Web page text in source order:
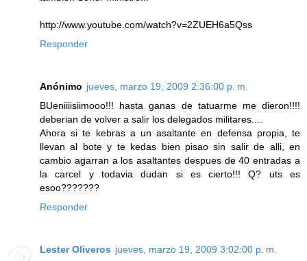
http://www.youtube.com/watch?v=2ZUEH6a5Qss
Responder
Anónimo jueves, marzo 19, 2009 2:36:00 p. m.
BUeniiiisiimooo!!! hasta ganas de tatuarme me dieron!!!!
deberian de volver a salir los delegados militares....
Ahora si te kebras a un asaltante en defensa propia, te
llevan al bote y te kedas bien pisao sin salir de alli, en
cambio agarran a los asaltantes despues de 40 entradas a
la carcel y todavia dudan si es cierto!!! Q? uts es
esoo???????
Responder
Lester Oliveros jueves, marzo 19, 2009 3:02:00 p. m.